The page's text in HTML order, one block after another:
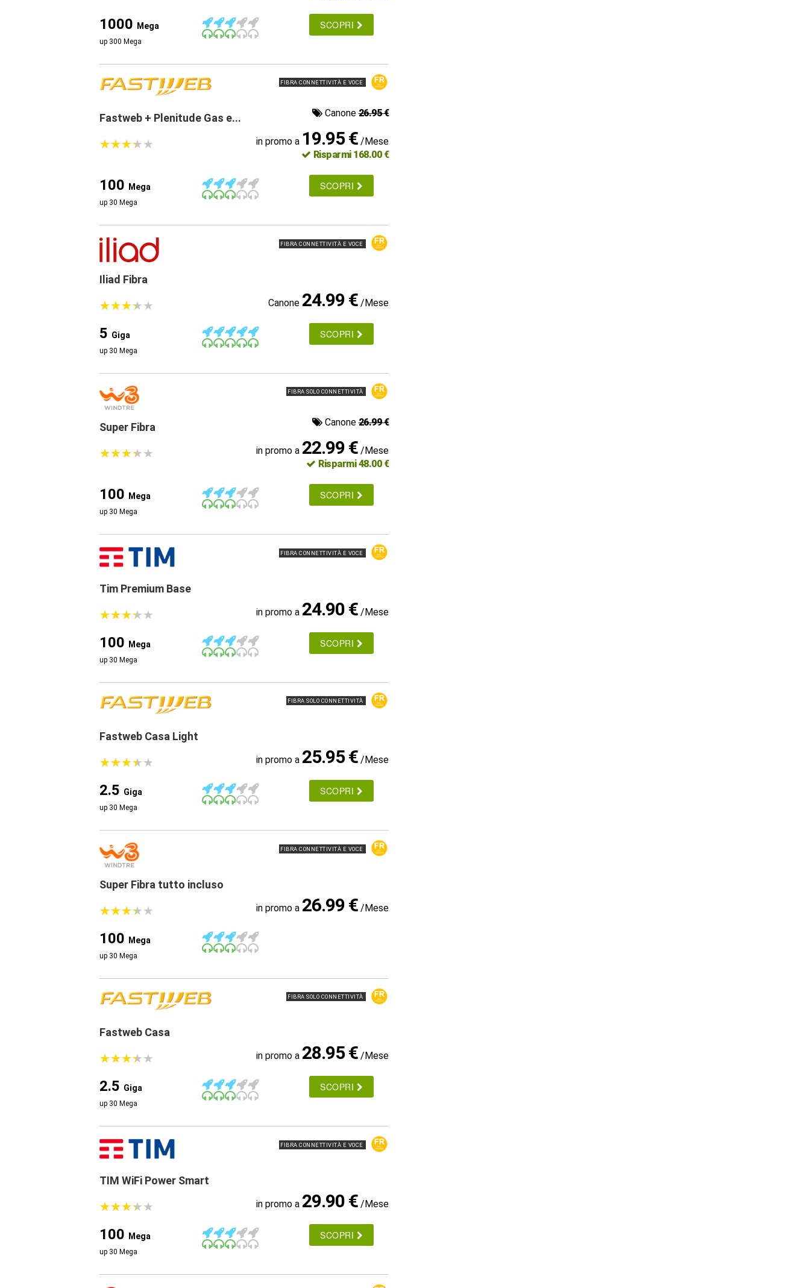
1000 Mega
up 300 Mega
SCOPRI
FIBRA CONNETTIVITÀ E VOCE
Fastweb + Plenitude Gas e... Canone26.95 €
★★★★★
★★★★★ in promo a 19.95 € /Mese
Risparmi 168.00 €
100 Mega
up 30 Mega
SCOPRI
FIBRA CONNETTIVITÀ E VOCE
Iliad Fibra
★★★★★
★★★★★ Canone 24.99 € /Mese
5 Giga
up 30 Mega
SCOPRI
FIBRA SOLO CONNETTIVITÀ
Super Fibra Canone26.99 €
★★★★★
★★★★★ in promo a 22.99 € /Mese
Risparmi 48.00 €
100 Mega
up 30 Mega
SCOPRI
FIBRA CONNETTIVITÀ E VOCE
Tim Premium Base
★★★★★
★★★★★ in promo a 24.90 € /Mese
100 Mega
up 30 Mega
SCOPRI
FIBRA SOLO CONNETTIVITÀ
Fastweb Casa Light
★★★★★
★★★★★ in promo a 25.95 € /Mese
2.5 Giga
up 30 Mega
SCOPRI
FIBRA CONNETTIVITÀ E VOCE
Super Fibra tutto incluso
★★★★★
★★★★★ in promo a 26.99 € /Mese
100 Mega
up 30 Mega
FIBRA SOLO CONNETTIVITÀ
Fastweb Casa
★★★★★
★★★★★ in promo a 28.95 € /Mese
2.5 Giga
up 30 Mega
SCOPRI
FIBRA CONNETTIVITÀ E VOCE
TIM WiFi Power Smart
★★★★★
★★★★★ in promo a 29.90 € /Mese
100 Mega
up 30 Mega
SCOPRI